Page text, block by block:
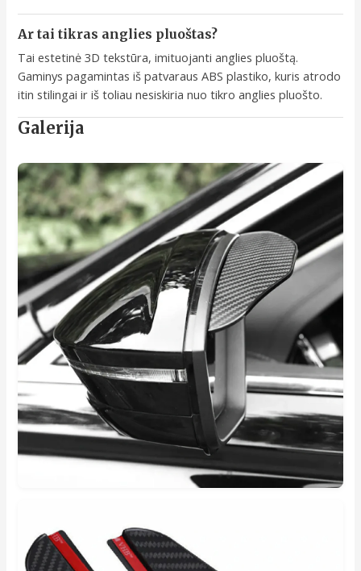
Ar tai tikras anglies pluoštas?
Tai estetinė 3D tekstūra, imituojanti anglies pluoštą.
Gaminys pagamintas iš patvaraus ABS plastiko, kuris atrodo
itin stilingai ir iš toliau nesiskiria nuo tikro anglies pluošto.
Galerija